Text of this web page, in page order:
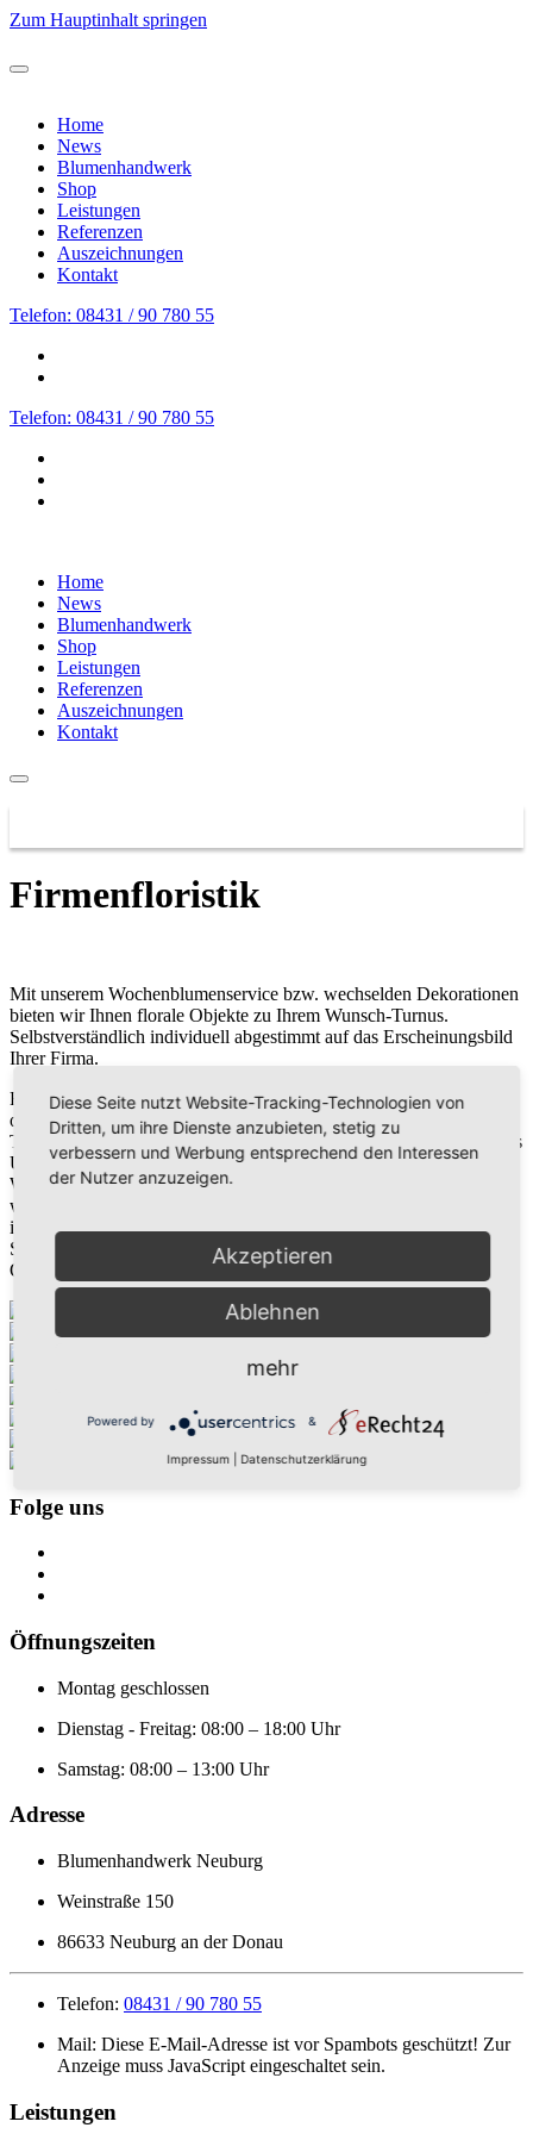
Zum Hauptinhalt springen
Home
News
Blumenhandwerk
Shop
Leistungen
Referenzen
Auszeichnungen
Kontakt
Telefon: 08431 / 90 780 55
Telefon: 08431 / 90 780 55
Home
News
Blumenhandwerk
Shop
Leistungen
Referenzen
Auszeichnungen
Kontakt
Firmenfloristik
Mit unserem Wochenblumenservice bzw. wechselden Dekorationen
bieten wir Ihnen florale Objekte zu Ihrem Wunsch-Turnus.
Selbstverständlich individuell abgestimmt auf das Erscheinungsbild
Ihrer Firma.
Firmenkunden - Service für Büros, Praxen, Firmen, Gastronomie
oder Kanzleien im wöchentlichen Wechsel oder zu ihrem Wunsch-
Turnus. Blumen optimieren nachweislich das Erscheinungsbild ihres
Unternehmens vor Kunden und Geschäftspartnern.
Wir bieten Ihnen mit unserem Wochenblumenservice bzw.
wechselnder Deko zu ihrem Wunsch- Turnus florale Objekte, die
individuell auf das Erscheinungsbild Ihrer Firma abgestimmt sind.
Stilvoll, jahreszeitlich angepasst und selbstverständlich von höchster
Qualität. Gerne unterbreiten wir Ihnen ein unverbindliches Angebot.
Folge uns
Öffnungszeiten
Montag geschlossen
Dienstag - Freitag: 08:00 – 18:00 Uhr
Samstag: 08:00 – 13:00 Uhr
Adresse
Blumenhandwerk Neuburg
Weinstraße 150
86633 Neuburg an der Donau
Telefon: 08431 / 90 780 55
Mail: Diese E-Mail-Adresse ist vor Spambots geschützt! Zur
Anzeige muss JavaScript eingeschaltet sein.
Leistungen
Diese Seite nutzt Website-Tracking-Technologien von
Dritten, um ihre Dienste anzubieten, stetig zu
verbessern und Werbung entsprechend den Interessen
der Nutzer anzuzeigen.
Akzeptieren
Ablehnen
mehr
Powered by &
Impressum Datenschutzerklärung